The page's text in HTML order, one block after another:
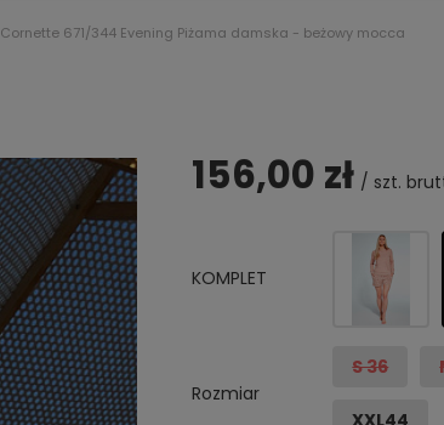
Cornette 671/344 Evening Piżama damska - beżowy mocca
156,00 zł / szt.
KOMPLET
Rozmiar
S 36
XXL44